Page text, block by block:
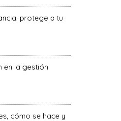
protege a tu
en la gestión
cómo se hace y